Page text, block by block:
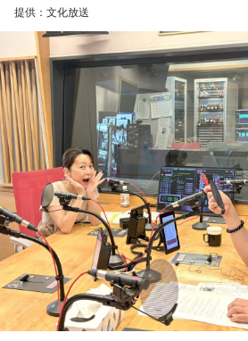
寺内：ここになら、伊勢に行くよりも
んね。
小林：面白い名前のお祭りがあると聞
三輪田：「だらだら祭り」ですね。日
なんです。
寺内：長くやるから、「だらだら」な
三輪田：例祭期間が9月の11日から21
です。
小林：最悪じゃないですか！ 働いて
しだ。
スペシャルウィーク前週からスペシャ
が詰まった2週間。この夏をより“旨く
ー！”な時間を届ける『ラジオビバリ
から生放送。
ニッポン放送「高田文夫のラジオビバ
■放送日時：2026年8月24日（月）～
13時
■出演者：
財政が悪化し、円売りや国債売りを
金子「いかにも皇室典範をはじめとし
下がり始めたので、またアベノミクス
汁をすすってもらって支持率を回復し
い。なんでそんなことになるのか。も
を選んだ有権者の責任が問われる」
提供：文化放送